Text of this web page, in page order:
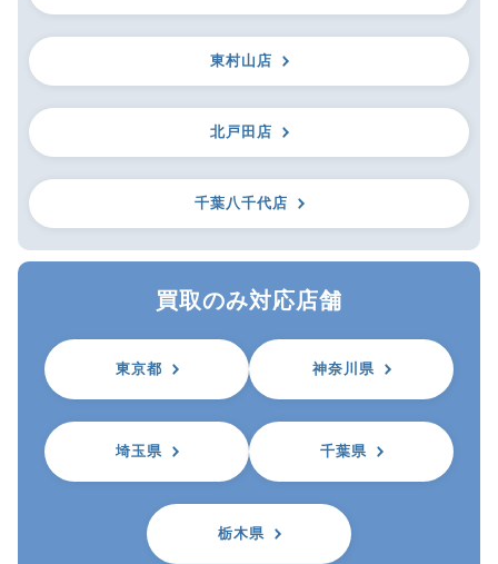
東村山店
北戸田店
千葉八千代店
買取のみ対応店舗
東京都 神奈川県
埼玉県 千葉県
栃木県